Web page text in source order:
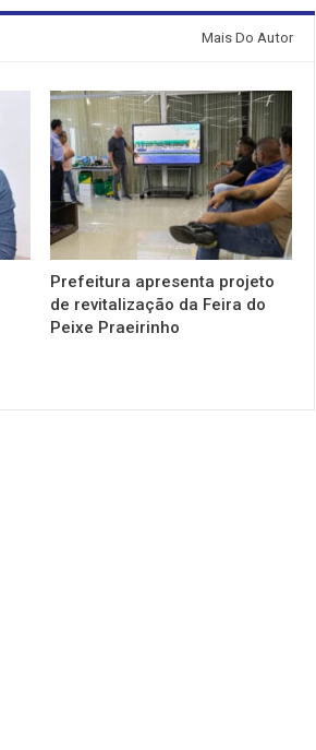
Mais Do Autor
Prefeitura apresenta projeto
de revitalização da Feira do
Peixe Praeirinho